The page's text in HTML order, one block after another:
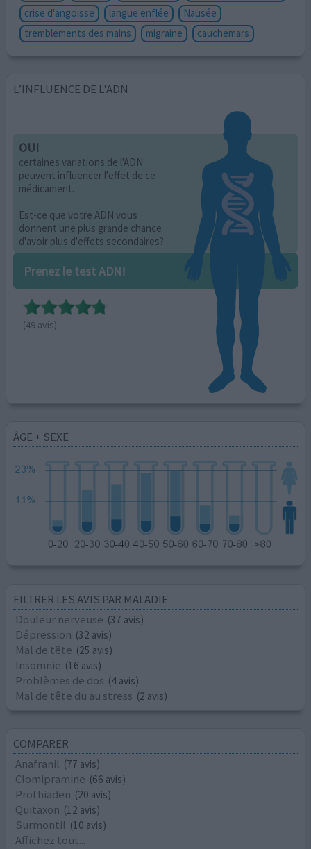
crise d'angoisse
langue enflée
Nausée
tremblements des mains
migraine cauchemars
L’INFLUENCE DE L'ADN
OUI
certaines variations de l'ADN
peuvent influencer l'effet de ce
médicament.
Est-ce que votre ADN vous
donnent une plus grande chance
d'avoir plus d'effets secondaires?
Prenez le test ADN!
(49 avis)
ÂGE + SEXE
FILTRER LES AVIS PAR MALADIE
Douleur nerveuse (37 avis)
Dépression (32 avis)
Mal de tête (25 avis)
Insomnie (16 avis)
Problèmes de dos (4 avis)
Mal de tête du au stress (2 avis)
COMPARER
Anafranil (77 avis)
Clomipramine (66 avis)
Prothiaden (20 avis)
Quitaxon (12 avis)
Surmontil (10 avis)
Affichez tout...